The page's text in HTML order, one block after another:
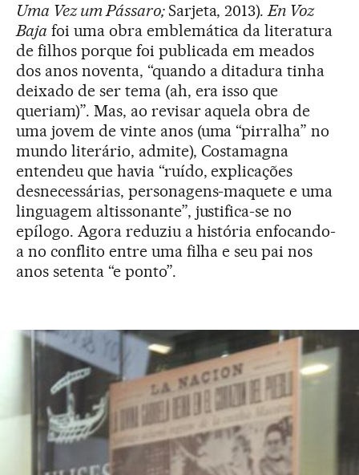
Uma Vez um Pássaro;Sarjeta, 2013).En Voz
Baja foi uma obra emblemática da literatura
de filhos porque foi publicada em meados
dos anos noventa, “quando a ditadura tinha
deixado de ser tema (ah, era isso que
queriam)”. Mas, ao revisar aquela obra de
uma jovem de vinte anos (uma “pirralha” no
mundo literário, admite), Costamagna
entendeu que havia “ruído, explicações
desnecessárias, personagens-maquete e uma
linguagem altissonante”, justifica-se no
epílogo. Agora reduziu a história enfocando-
a no conflito entre uma filha e seu pai nos
anos setenta “e ponto”.